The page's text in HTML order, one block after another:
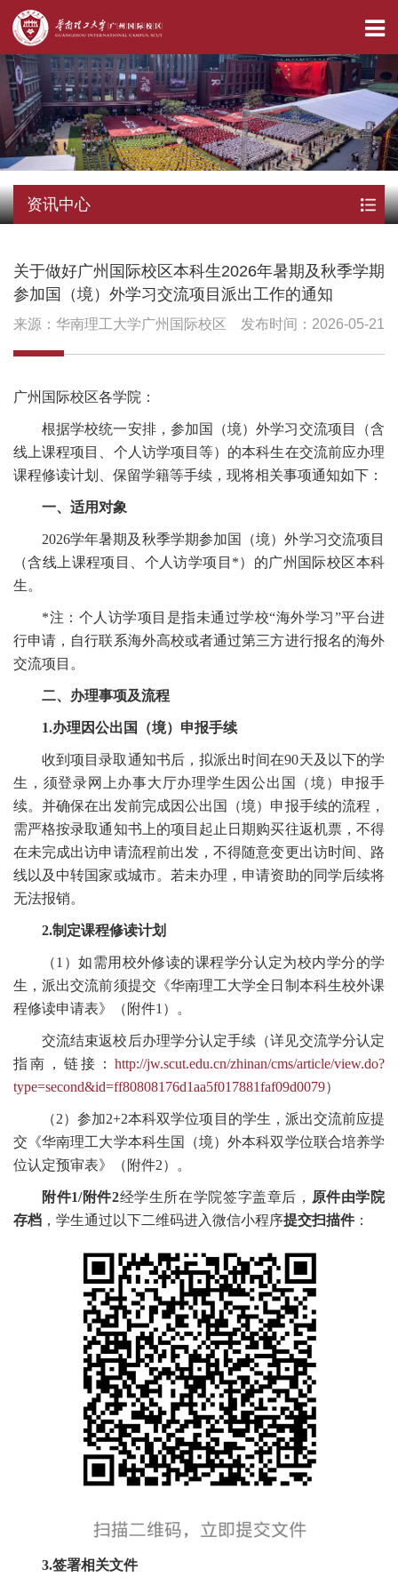
资讯中心
关于做好广州国际校区本科生2026年暑期及秋季学期
参加国（境）外学习交流项目派出工作的通知
来源：华南理工大学广州国际校区 发布时间：2026-05-21
广州国际校区各学院：
根据学校统一安排，参加国（境）外学习交流项目（含
线上课程项目、个人访学项目等）的本科生在交流前应办理
课程修读计划、保留学籍等手续，现将相关事项通知如下：
一、适用对象
2026学年暑期及秋季学期参加国（境）外学习交流项目
（含线上课程项目、个人访学项目*）的广州国际校区本科
生。
*注：个人访学项目是指未通过学校“海外学习”平台进
行申请，自行联系海外高校或者通过第三方进行报名的海外
交流项目。
二、办理事项及流程
1.办理因公出国（境）申报手续
收到项目录取通知书后，拟派出时间在90天及以下的学
生，须登录网上办事大厅办理学生因公出国（境）申报手
续。并确保在出发前完成因公出国（境）申报手续的流程，
需严格按录取通知书上的项目起止日期购买往返机票，不得
在未完成出访申请流程前出发，不得随意变更出访时间、路
线以及中转国家或城市。若未办理，申请资助的同学后续将
无法报销。
2.制定课程修读计划
（1）如需用校外修读的课程学分认定为校内学分的学
生，派出交流前须提交《华南理工大学全日制本科生校外课
程修读申请表》（附件1）。
交流结束返校后办理学分认定手续（详见交流学分认定
指南，链接： http://jw.scut.edu.cn/zhinan/cms/article/view.do?
type=second&id=ff80808176d1aa5f017881faf09d0079）
（2）参加2+2本科双学位项目的学生，派出交流前应提
交《华南理工大学本科生国（境）外本科双学位联合培养学
位认定预审表》（附件2）。
附件1/附件2经学生所在学院签字盖章后， 原件由学院
存档 ，学生通过以下二维码进入微信小程序提交扫描件：
3.签署相关文件